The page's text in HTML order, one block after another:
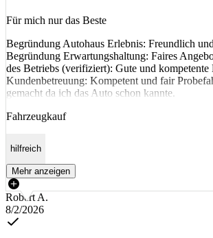
Für mich nur das Beste
Begründung Autohaus Erlebnis: Freundlich
Begründung Erwartungshaltung: Faires
des Betriebs (verifiziert): Gute und kompetente
Kundenbetreuung: Kompetent und fair
gemacht da ich das Auto schon kannte.
Fahrzeugkauf
hilfreich
Mehr anzeigen
Robert A.
8/2/2026